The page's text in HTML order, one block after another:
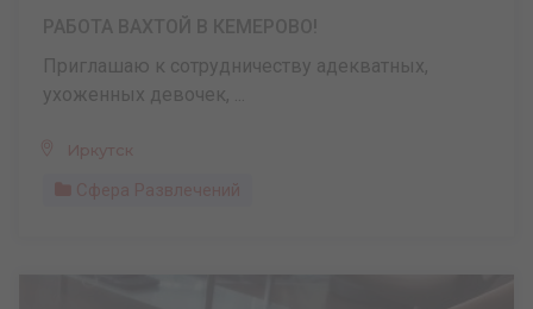
Приглашаю к сотрудничеству адекватных,
ухоженных девочек, ...
Иркутск
Сфера Развлечений